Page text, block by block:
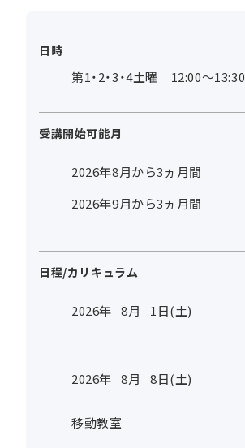
日時
第1・2・3・4土曜 12:00～13:30
受講開始可能月
2026年8月から3ヵ月間
2026年9月から3ヵ月間
日程/カリキュラム
2026年 8月 1日(土)
2026年 8月 8日(土)
移動教室